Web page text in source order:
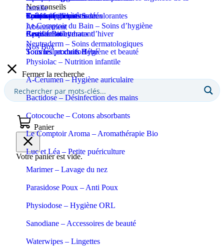
Coupe-ongles et ciseaux
Apaisant et hydratant
Sommeil et confort
Puériculture
Certifié Bio
Tous les produits Bébé
Confort et bien-être
Respiration et maux d’hiver
Tous les produits Santé
Epilation et crèmes décolorantes
Soins spécifiques
Soins solaires
Eaux de toilette
Tous les produits Hygiène et beauté
famille
Le Comptoir du Bain – Soins d’hygiène
Neutraderm – Soins dermatologiques
Physiolac – Nutrition infantile
A-Cerumen – Hygiène auriculaire
Bactidose – Désinfection des mains
Cotocouche – Cotons absorbants
Le Comptoir Aroma – Aromathérapie Bio
Luc et Léa – Petite puériculture
Marimer – Lavage du nez
Parasidose Poux – Anti Poux
Physiodose – Hygiène ORL
Sanodiane – Accessoires de beauté
Waterwipes – Lingettes
Nos conseils
Abonnement
Nos Box
Fermer la recherche
Panier
Votre panier est vide.